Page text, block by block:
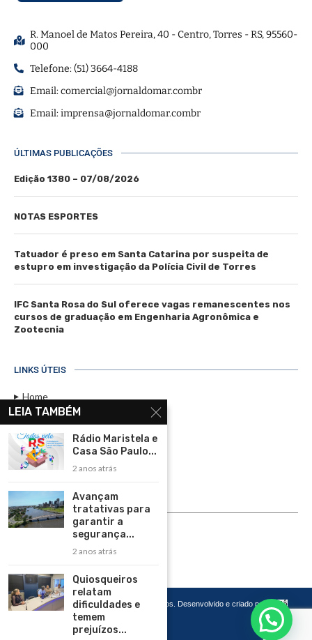
R. Manoel de Matos Pereira, 40 - Centro, Torres - RS, 95560-
000
Telefone: (51) 3664-4188
Email:comercial@jornaldomar.combr
Email:imprensa@jornaldomar.combr
ÚLTIMAS PUBLICAÇÕES
Edição 1380 – 07/08/2026
NOTAS ESPORTES
Tatuador é preso em Santa Catarina por suspeita de
estupro em investigação da Polícia Civil de Torres
IFC Santa Rosa do Sul oferece vagas remanescentes nos
cursos de graduação em Engenharia Agronômica e
Zootecnia
LINKS ÚTEIS
Home
Assinar
Contato
Política de Privacidade
ASSINE
Copyright 2026 – Todos os Direitos Reservados. Desenvolvido e criado por
Cadô
Agência de Marketing
LEIA TAMBÉM
Rádio Maristela e
Casa São Paulo...
2 anos atrás
Avançam
tratativas para
garantir a
segurança...
2 anos atrás
Quiosqueiros
relatam
dificuldades e
temem
prejuízos...